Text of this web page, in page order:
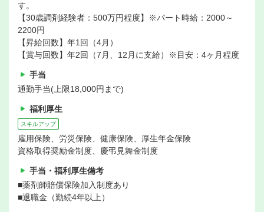
す。
【30歳調剤経験者：500万円程度】※パート時給：2000～
2200円
【昇給回数】年1回（4月）
【賞与回数】年2回（7月、12月に支給）※目安：4ヶ月程度
手当
通勤手当(上限18,000円まで)
福利厚生
スキルアップ
雇用保険、労災保険、健康保険、厚生年金保険
資格取得奨励金制度、慶弔見舞金制度
手当・福利厚生備考
■薬剤師賠償保険加入制度あり
■退職金（勤続4年以上）